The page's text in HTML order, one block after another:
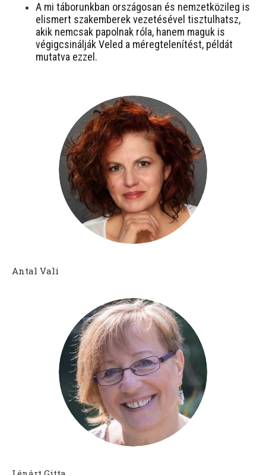
A mi táborunkban országosan és nemzetközileg is
elismert szakemberek vezetésével tisztulhatsz,
akik nemcsak papolnak róla, hanem maguk is
végigcsinálják Veled a méregtelenítést, példát
mutatva ezzel.
Antal Vali